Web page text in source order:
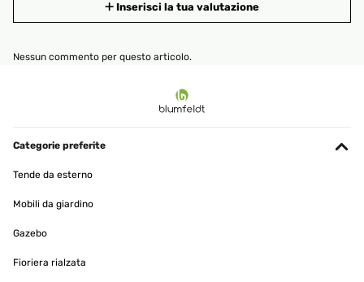
Inserisci la tua valutazione
Nessun commento per questo articolo.
Categorie preferite
Tende da esterno
Mobili da giardino
Gazebo
Fioriera rialzata